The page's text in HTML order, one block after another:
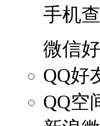
手机
微信
QQ好
QQ空